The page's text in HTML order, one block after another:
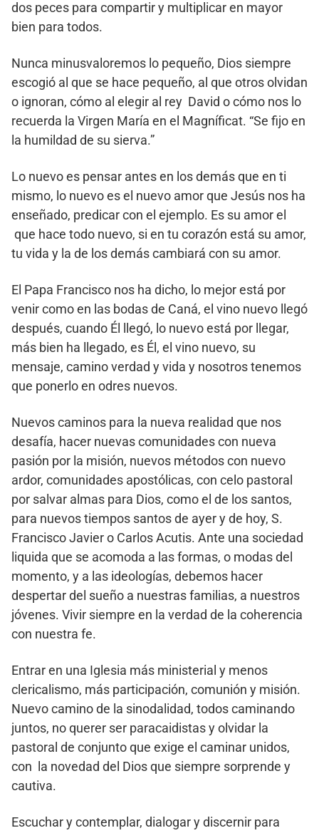
dos peces para compartir y multiplicar en mayor
bien para todos.
Nunca minusvaloremos lo pequeño, Dios siempre
escogió al que se hace pequeño, al que otros olvidan
o ignoran, cómo al elegir al rey David o cómo nos lo
recuerda la Virgen María en el Magníficat. “Se fijo en
la humildad de su sierva.”
Lo nuevo es pensar antes en los demás que en ti
mismo, lo nuevo es el nuevo amor que Jesús nos ha
enseñado, predicar con el ejemplo. Es su amor el
que hace todo nuevo, si en tu corazón está su amor,
tu vida y la de los demás cambiará con su amor.
El Papa Francisco nos ha dicho, lo mejor está por
venir como en las bodas de Caná, el vino nuevo llegó
después, cuando Él llegó, lo nuevo está por llegar,
más bien ha llegado, es Él, el vino nuevo, su
mensaje, camino verdad y vida y nosotros tenemos
que ponerlo en odres nuevos.
Nuevos caminos para la nueva realidad que nos
desafía, hacer nuevas comunidades con nueva
pasión por la misión, nuevos métodos con nuevo
ardor, comunidades apostólicas, con celo pastoral
por salvar almas para Dios, como el de los santos,
para nuevos tiempos santos de ayer y de hoy, S.
Francisco Javier o Carlos Acutis. Ante una sociedad
liquida que se acomoda a las formas, o modas del
momento, y a las ideologías, debemos hacer
despertar del sueño a nuestras familias, a nuestros
jóvenes. Vivir siempre en la verdad de la coherencia
con nuestra fe.
Entrar en una Iglesia más ministerial y menos
clericalismo, más participación, comunión y misión.
Nuevo camino de la sinodalidad, todos caminando
juntos, no querer ser paracaidistas y olvidar la
pastoral de conjunto que exige el caminar unidos,
con la novedad del Dios que siempre sorprende y
cautiva.
Escuchar y contemplar, dialogar y discernir para